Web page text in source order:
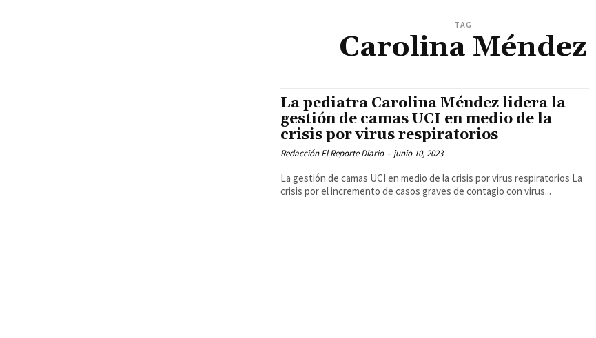
TAG
Carolina Méndez
La pediatra Carolina Méndez lidera la
gestión de camas UCI en medio de la
crisis por virus respiratorios
Redacción El Reporte Diario - junio 10, 2023
La gestión de camas UCI en medio de la crisis por virus respiratorios La
crisis por el incremento de casos graves de contagio con virus...